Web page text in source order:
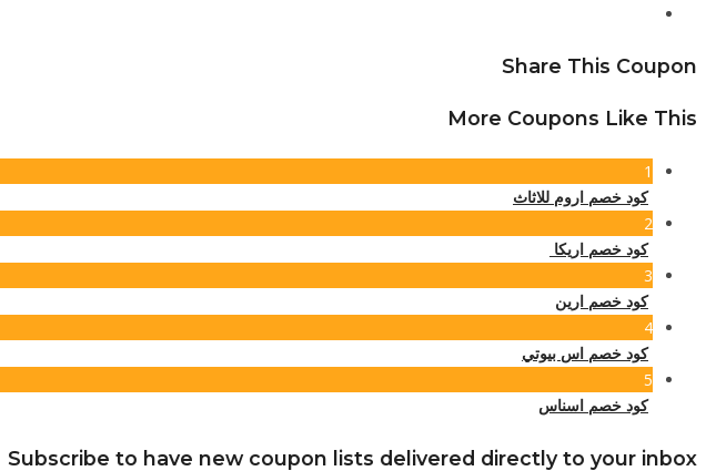
Share This Coupon
More Coupons Like This
1
كود خصم اروم للاثاث
2
كود خصم اريكا
3
كود خصم ارين
4
كود خصم اس بيوتي
5
كود خصم اسناس
Subscribe to have new coupon lists delivered directly to your inbox